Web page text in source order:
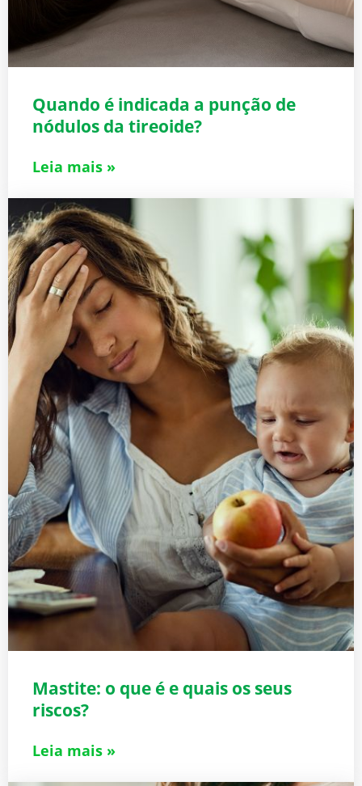
Quando é indicada a punção de
nódulos da tireoide?
Leia mais »
Mastite: o que é e quais os seus
riscos?
Leia mais »